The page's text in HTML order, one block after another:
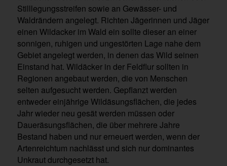
Stilllegungsstreifen sowie an Gewässer- und
Waldrändern angelegt. Richten Jägerinnen und Jäger
einen Wildacker im Wald ein sollte dieser an einer
sonnigen, ruhigen und ungestörten Lage nahe dem
Gebiet angelegt werden, in denen das Wild seinen
Einstand hat. Wildäcker in der Feldflur sollten in
Regionen angebaut werden, die von Menschen
selten aufgesucht werden. Gepflanzt werden
entweder einjährige Wildäsungsflächen, die jedes
Jahr wieder neu gesät werden müssen oder
Daueräsungsflächen, die über mehrere Jahre
Bestand haben und nur erneuert werden, wenn der
Artenreichtum nachlässt und sich nur dominantes
Unkraut durchgesetzt hat.